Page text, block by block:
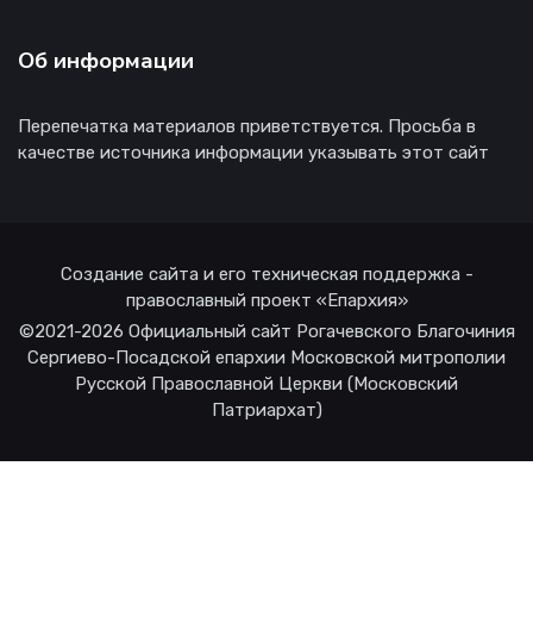
Об информации
Перепечатка материалов приветствуется. Просьба в
качестве источника информации указывать этот сайт
Создание сайта и его техническая поддержка -
православный проект «Епархия»
©2021-2026 Официальный сайт Рогачевского Благочиния
Сергиево-Посадской епархии Московской митрополии
Русской Православной Церкви (Московский
Патриархат)